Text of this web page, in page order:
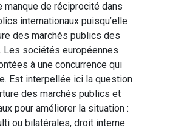
manque de réciprocité dans
internationaux puisqu’elle
des marchés publics des
Les sociétés européennes
à une concurrence qui
Est interpellée ici la question
des marchés publics et
pour améliorer la situation :
ou bilatérales, droit interne